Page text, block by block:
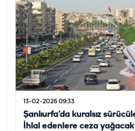
13-02-2026 09:33
Şanlıurfa’da kuralsız
İhlal edenlere ceza yağacak